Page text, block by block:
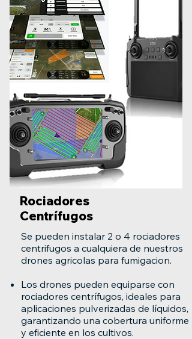
Rociadores
Centrífugos
Se pueden instalar 2 o 4 rociadores
centrifugos a cualquiera de nuestros
drones agricolas para fumigacion.
Los drones pueden equiparse con
rociadores centrífugos, ideales para
aplicaciones pulverizadas de líquidos,
garantizando una cobertura uniforme
y eficiente en los cultivos.